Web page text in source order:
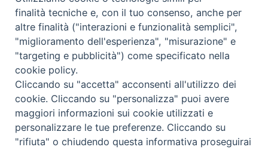
VIDEOGALLERY
PHOTOGALLERY
Diocesi di Caltagirone
Piazza San Francesco d’Assisi, 9 – tel. 0933.34186 – fax 0933.820590 e-mail:
finalità tecniche e, con il tuo consenso, anche per
altre finalità ("interazioni e funzionalità semplici",
"miglioramento dell'esperienza", "misurazione" e
"targeting e pubblicità") come specificato nella
cookie policy.
Cliccando su "accetta" acconsenti all'utilizzo dei
cookie. Cliccando su "personalizza" puoi avere
maggiori informazioni sui cookie utilizzati e
personalizzare le tue preferenze. Cliccando su
"rifiuta" o chiudendo questa informativa proseguirai